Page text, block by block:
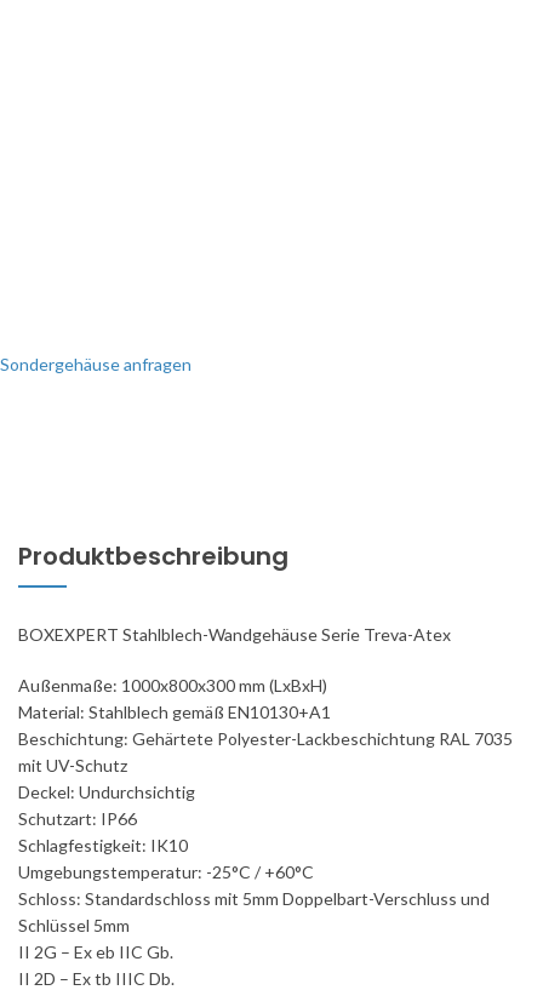
Sondergehäuse anfragen
Produktbeschreibung
BOXEXPERT Stahlblech-Wandgehäuse Serie Treva-Atex
Außenmaße: 1000x800x300 mm (LxBxH)
Material: Stahlblech gemäß EN10130+A1
Beschichtung: Gehärtete Polyester-Lackbeschichtung RAL 7035
mit UV-Schutz
Deckel: Undurchsichtig
Schutzart: IP66
Schlagfestigkeit: IK10
Umgebungstemperatur: -25°C / +60°C
Schloss: Standardschloss mit 5mm Doppelbart-Verschluss und
Schlüssel 5mm
II 2G – Ex eb IIC Gb.
II 2D – Ex tb IIIC Db.